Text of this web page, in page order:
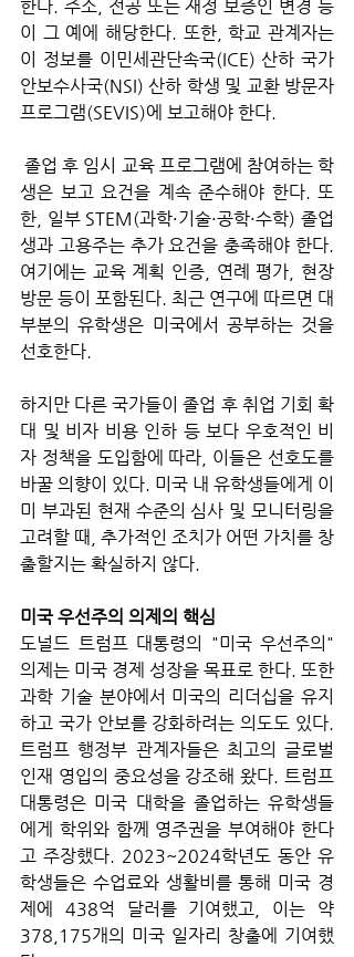
한다. 주소, 전공 또는 재정 보증인 변경 등
이 그 예에 해당한다. 또한, 학교 관계자는
이 정보를 이민세관단속국(ICE) 산하 국가
안보수사국(NSI) 산하 학생 및 교환 방문자
프로그램(SEVIS)에 보고해야 한다.
졸업 후 임시 교육 프로그램에 참여하는 학
생은 보고 요건을 계속 준수해야 한다. 또
한, 일부 STEM(과학·기술·공학·수학) 졸업
생과 고용주는 추가 요건을 충족해야 한다.
여기에는 교육 계획 인증, 연례 평가, 현장
방문 등이 포함된다. 최근 연구에 따르면 대
부분의 유학생은 미국에서 공부하는 것을
선호한다.
하지만 다른 국가들이 졸업 후 취업 기회 확
대 및 비자 비용 인하 등 보다 우호적인 비
자 정책을 도입함에 따라, 이들은 선호도를
바꿀 의향이 있다. 미국 내 유학생들에게 이
미 부과된 현재 수준의 심사 및 모니터링을
고려할 때, 추가적인 조치가 어떤 가치를 창
출할지는 확실하지 않다.
미국 우선주의 의제의 핵심
도널드 트럼프 대통령의 "미국 우선주의"
의제는 미국 경제 성장을 목표로 한다. 또한
과학 기술 분야에서 미국의 리더십을 유지
하고 국가 안보를 강화하려는 의도도 있다.
트럼프 행정부 관계자들은 최고의 글로벌
인재 영입의 중요성을 강조해 왔다. 트럼프
대통령은 미국 대학을 졸업하는 유학생들
에게 학위와 함께 영주권을 부여해야 한다
고 주장했다. 2023~2024학년도 동안 유
학생들은 수업료와 생활비를 통해 미국 경
제에 438억 달러를 기여했고, 이는 약
378,175개의 미국 일자리 창출에 기여했